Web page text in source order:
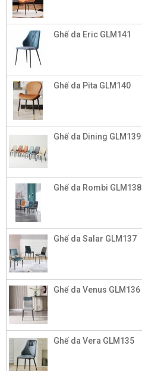
Ghế da Eric GLM141
Ghế da Pita GLM140
Ghế da Dining GLM139
Ghế da Rombi GLM138
Ghế da Salar GLM137
Ghế da Venus GLM136
Ghế da Vera GLM135